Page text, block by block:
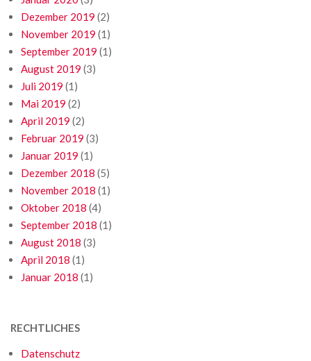
Dezember 2019 (2)
November 2019 (1)
September 2019 (1)
August 2019 (3)
Juli 2019 (1)
Mai 2019 (2)
April 2019 (2)
Februar 2019 (3)
Januar 2019 (1)
Dezember 2018 (5)
November 2018 (1)
Oktober 2018 (4)
September 2018 (1)
August 2018 (3)
April 2018 (1)
Januar 2018 (1)
RECHTLICHES
Datenschutz